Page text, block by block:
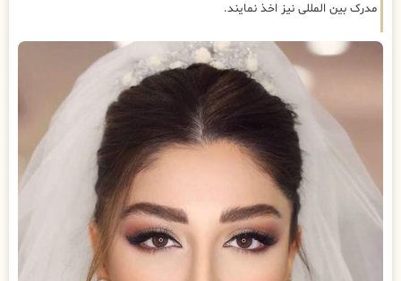
مدرک بین المللی نیز اخذ نمایند.